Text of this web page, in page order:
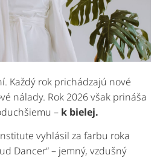
Každý rok prichádzajú nové
nálady. Rok2026však prináša
– k bielej.
vyhlásil za farbu roka
Dancer“– jemný, vzdušný